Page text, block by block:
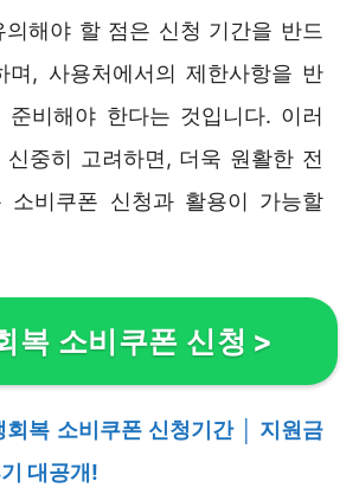
해야 할 점은 신청 기간을 반드
며, 사용처에서의 제한사항을 반
준비해야 한다는 것입니다. 이러
신중히 고려하면, 더욱 원활한 전
소비쿠폰 신청과 활용이 가능할
복 소비쿠폰 신청 >
회복 소비쿠폰 신청기간 │ 지원금
대공개!